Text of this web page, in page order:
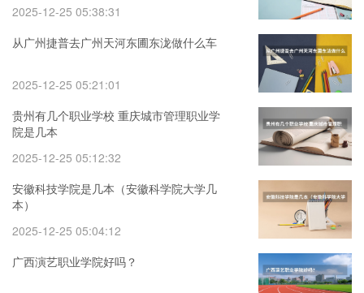
2025-12-25 05:38:31
从广州捷普去广州天河东圃东泷做什么车
2025-12-25 05:21:01
贵州有几个职业学校 重庆城市管理职业学
院是几本
2025-12-25 05:12:32
安徽科技学院是几本（安徽科学院大学几
本）
2025-12-25 05:04:12
广西演艺职业学院好吗？